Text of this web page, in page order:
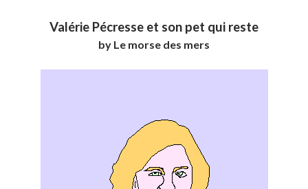
Valérie Pécresse et son pet qui reste
by Le morse des mers